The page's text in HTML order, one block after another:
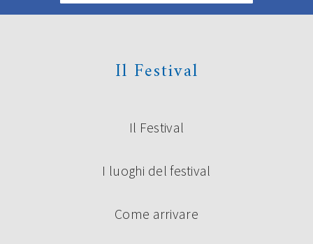
Il Festival
Il Festival
I luoghi del festival
Come arrivare